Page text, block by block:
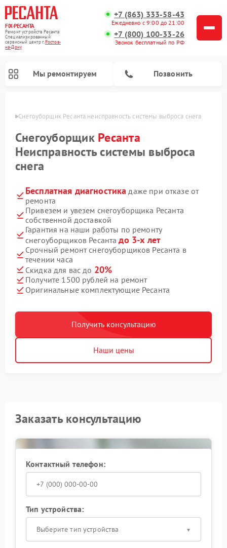
FIX-РЕСАНТА
Ремонт устройств Ресанта
Специализированный
cервисный центр г.Ростов-
на-Дону
+7 (863) 333-58-43
Ежедневно с 9:00 до 21:00
+7 (800) 100-33-26
Звонок бесплатный по РФ
Мы ремонтируем Позвонить
Снегоуборщик Ресанта неисправность системы выброса снега
Снегоуборщик Ресанта
Неисправность системы выброса
снега
Бесплатная диагностика даже при отказе от
ремонта
Привезем и увезем снегоуборщика Ресанта
собственной доставкой
Гарантия на наши работы по ремонту
снегоуборщиков Ресантадо 3-х лет
Срочный ремонт снегоуборщиков Ресанта в
течении часа
Скидка для вас до 20%
Получите 1500 рублей на ремонт
Оригинальные комплектующие Ресанта
Получить консультацию
Наши цены
Заказать консультацию
Контактный телефон:
Тип устройства:
Выберите тип устройства